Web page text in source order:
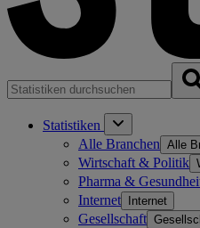
Statistiken
Alle Branchen Alle
Wirtschaft & Politik
Pharma &
Internet Internet
Gesellschaft